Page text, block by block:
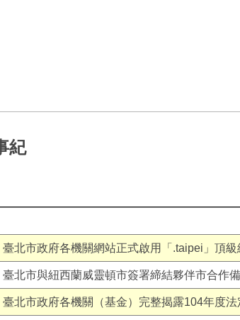
紀
臺北市政府各機關網站正式啟用「.taipei」頂
臺北市與紐西蘭威靈頓市簽署締結夥伴市合作備
臺北市政府各機關（基金）完整揭露104年度